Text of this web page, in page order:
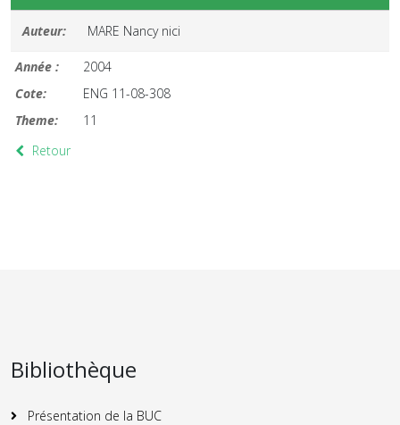
Auteur: MARE Nancy nici
Année :
2004
Cote:
ENG 11-08-308
Theme:
11
Retour
Bibliothèque
Présentation de la BUC